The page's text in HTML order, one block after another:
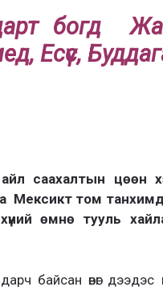
тбогд
Есүс,
саахалтын цөөн
Мексикт том
өмнө тууль
байсан өвөг